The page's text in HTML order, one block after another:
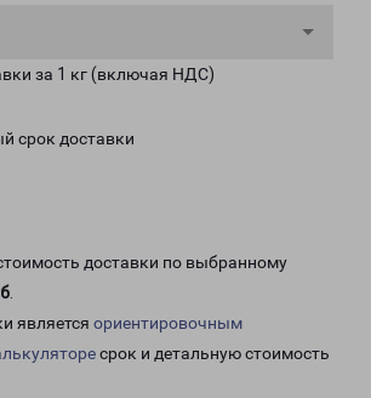
за 1 кг (включая НДС)
срок доставки
доставки по выбранному
.
является ориентировочным
срок и детальную стоимость